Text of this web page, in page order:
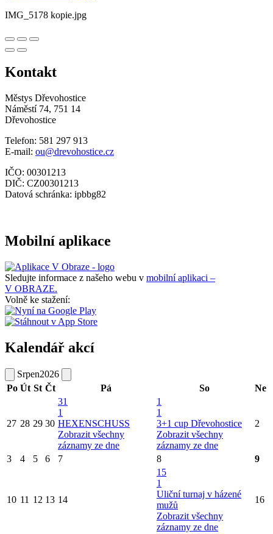
IMG_5178 kopie.jpg
Kontakt
Městys Dřevohostice
Náměstí 74, 751 14
Dřevohostice
Telefon: 581 297 913
E-mail: ou@drevohostice.cz
IČO: 00301213
DIČ: CZ00301213
Datová schránka: ipbbg82
Mobilní aplikace
Sledujte informace z našeho webu v mobilní aplikaci –
V OBRAZE.
Volně ke stažení:
Kalendář akcí
Srpen2026
Po Út St Čt Pá So Ne
27 28 29 30
31
1
HEXENSCHUSS
Zobrazit všechny
záznamy ze dne
1
1
3+1 cup Dřevohostice
Zobrazit všechny
záznamy ze dne
2
3 4 5 6 7 8 9
10 11 12 13 14
15
1
Uliční turnaj v házené
mužů
Zobrazit všechny
záznamy ze dne
16